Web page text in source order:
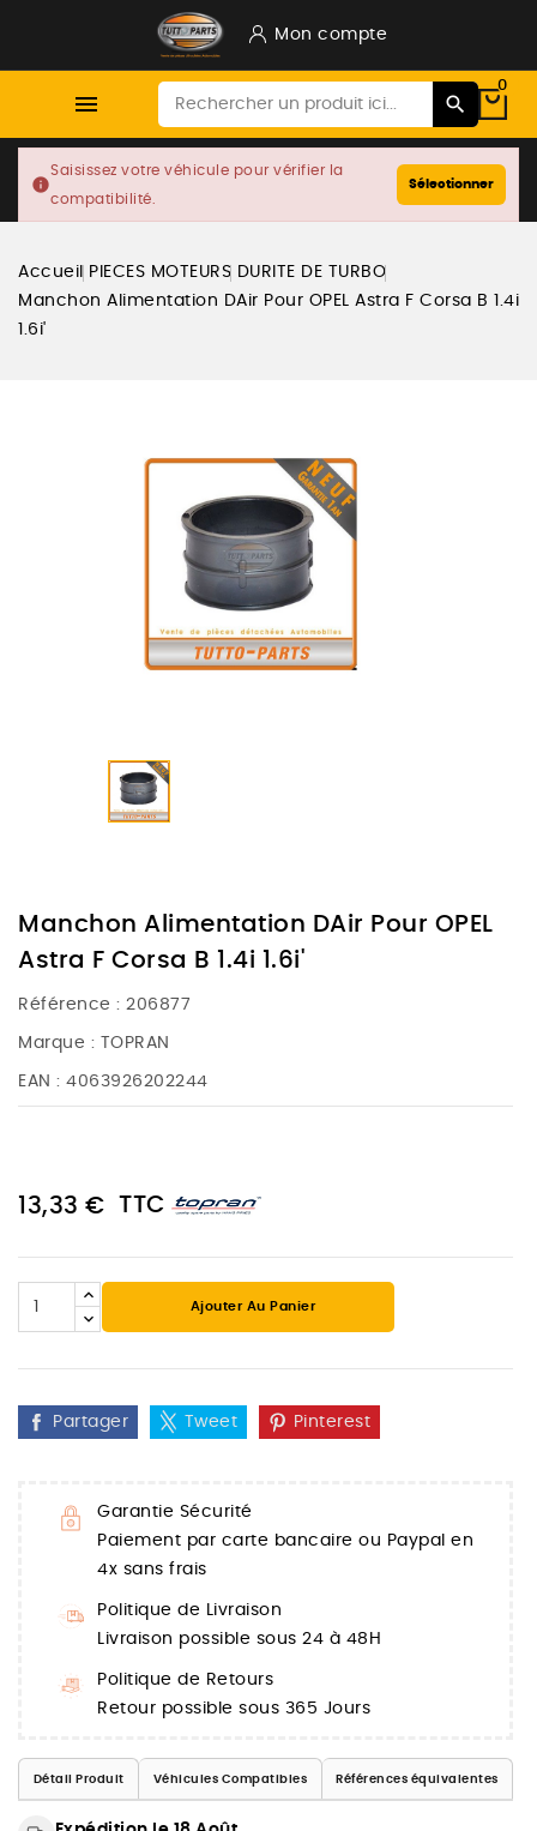
Mon compte

0
info
Saisissez votre véhicule pour vérifier la
compatibilité.
Sélectionner
Accueil PIECES MOTEURS DURITE DE TURBO
Manchon Alimentation DAir Pour OPEL Astra F Corsa B 1.4i
1.6i'
Manchon Alimentation DAir Pour OPEL
Astra F Corsa B 1.4i 1.6i'
Référence : 206877
Marque : TOPRAN
EAN : 4063926202244
13,33 € TTC
Ajouter Au Panier
Partager Tweet Pinterest
Garantie Sécurité
Paiement par carte bancaire ou Paypal en
4x sans frais
Politique de Livraison
Livraison possible sous 24 à 48H
Politique de Retours
Retour possible sous 365 Jours
Détail Produit Véhicules Compatibles Références équivalentes